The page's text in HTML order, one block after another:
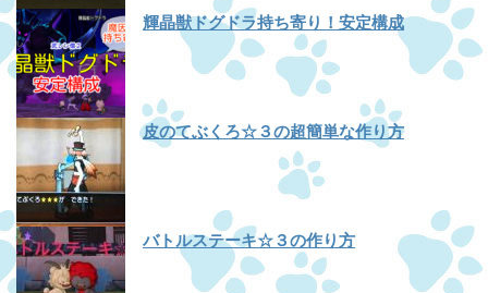
輝晶獣ドグドラ持ち寄り！安定構成
皮のてぶくろ☆３の超簡単な作り方
バトルステーキ☆３の作り方